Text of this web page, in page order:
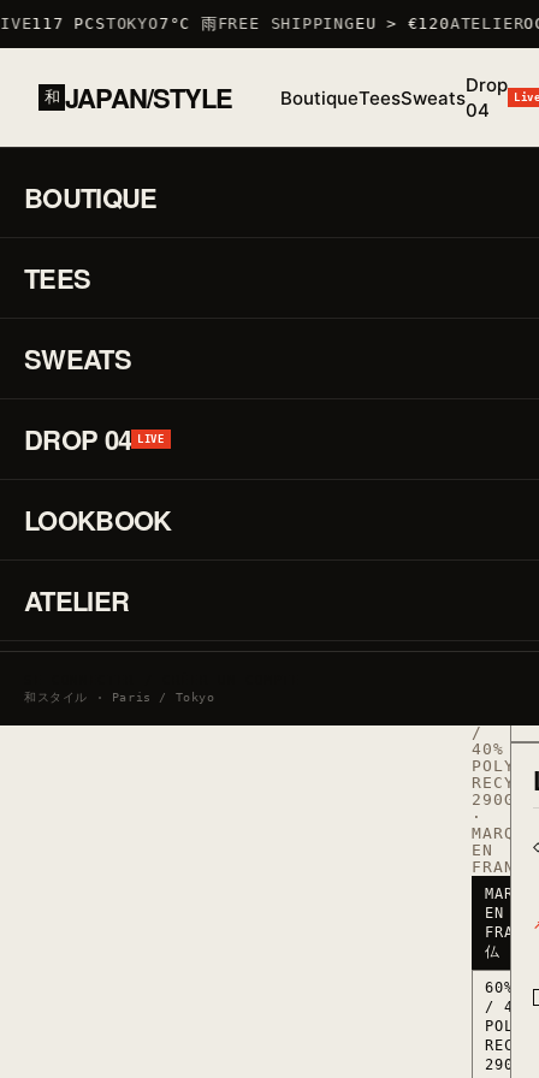
117 PCSTOKYO7°C 雨FREE SHIPPINGEU > €120ATELIER
和 JAPAN/STYLE BoutiqueTeesSweats
Drop
04
BOUTIQUE
TEES
SWEATS
DROP 04 LIVE
LOOKBOOK
ATELIER
和スタイル · Paris / Tokyo
秤
RÉF.
/
40%
290G/
·
MARQUÉ
EN
FRANCE
EN
仏
60%
/ 40%
290G/